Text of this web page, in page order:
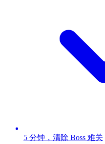
5 分钟，清除 Boss 难关